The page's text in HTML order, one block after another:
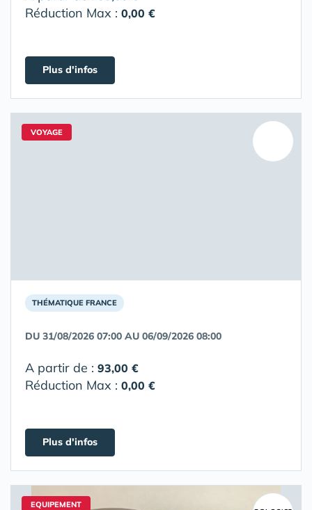
Réduction Max : 0,00 €
Plus d'infos
VOYAGE
THÉMATIQUE FRANCE
DU 31/08/2026 07:00 AU 06/09/2026 08:00
A partir de : 93,00 €
Réduction Max : 0,00 €
Plus d'infos
EQUIPEMENT